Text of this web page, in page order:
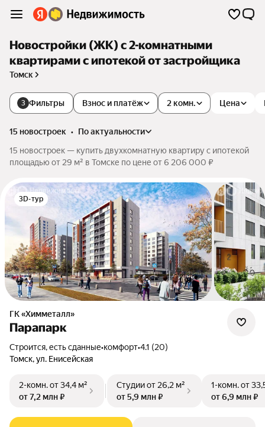
Новостройки (ЖК) с 2-комнатными
квартирами с ипотекой от застройщика
Томск
3 Фильтры Цена
Взнос и платёж 2 комн.
15 новостроек •
по актуальности
15 новостроек — купить двухкомнатную квартиру с ипотекой
площадью от 29 м² в Томске по цене от 6 206 000 ₽
3D-тур
ГК «Химметалл»
Парапарк
Строится, есть сданные•комфорт•4.1 (20)
Томск, ул. Енисейская
2-комн.от 34,4 м²
от 7,2 млн ₽
Студииот 26,2 м²
от 5,9 млн ₽
1-комн.от
от 6,9 млн ₽